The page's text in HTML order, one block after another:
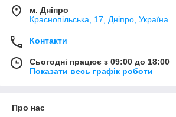
м. Дніпро
Краснопільська, 17, Дніпро, Україна
Контакти
Сьогодні працює з 09:00 до 18:00
Показати весь графік роботи
Про нас